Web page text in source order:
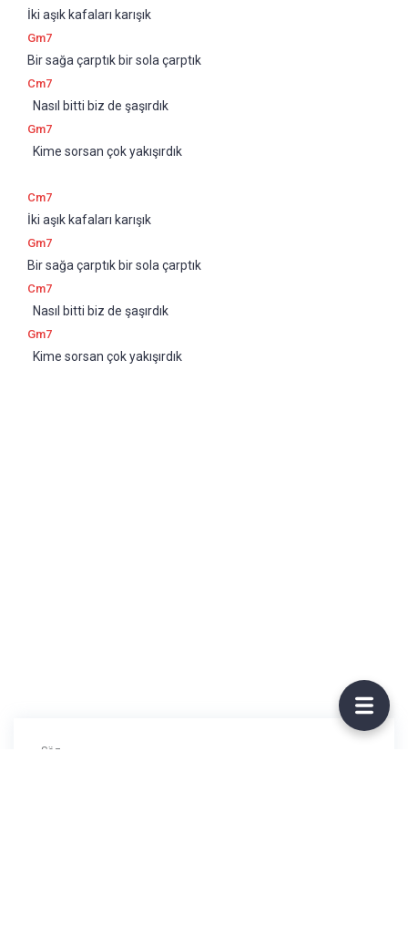
İki aşık kafaları karışık
Gm7
Bir sağa çarptık bir sola çarptık
Cm7
  Nasıl bitti biz de şaşırdık
Gm7
  Kime sorsan çok yakışırdık
Cm7
İki aşık kafaları karışık
Gm7
Bir sağa çarptık bir sola çarptık
Cm7
  Nasıl bitti biz de şaşırdık
Gm7
  Kime sorsan çok yakışırdık
Söz